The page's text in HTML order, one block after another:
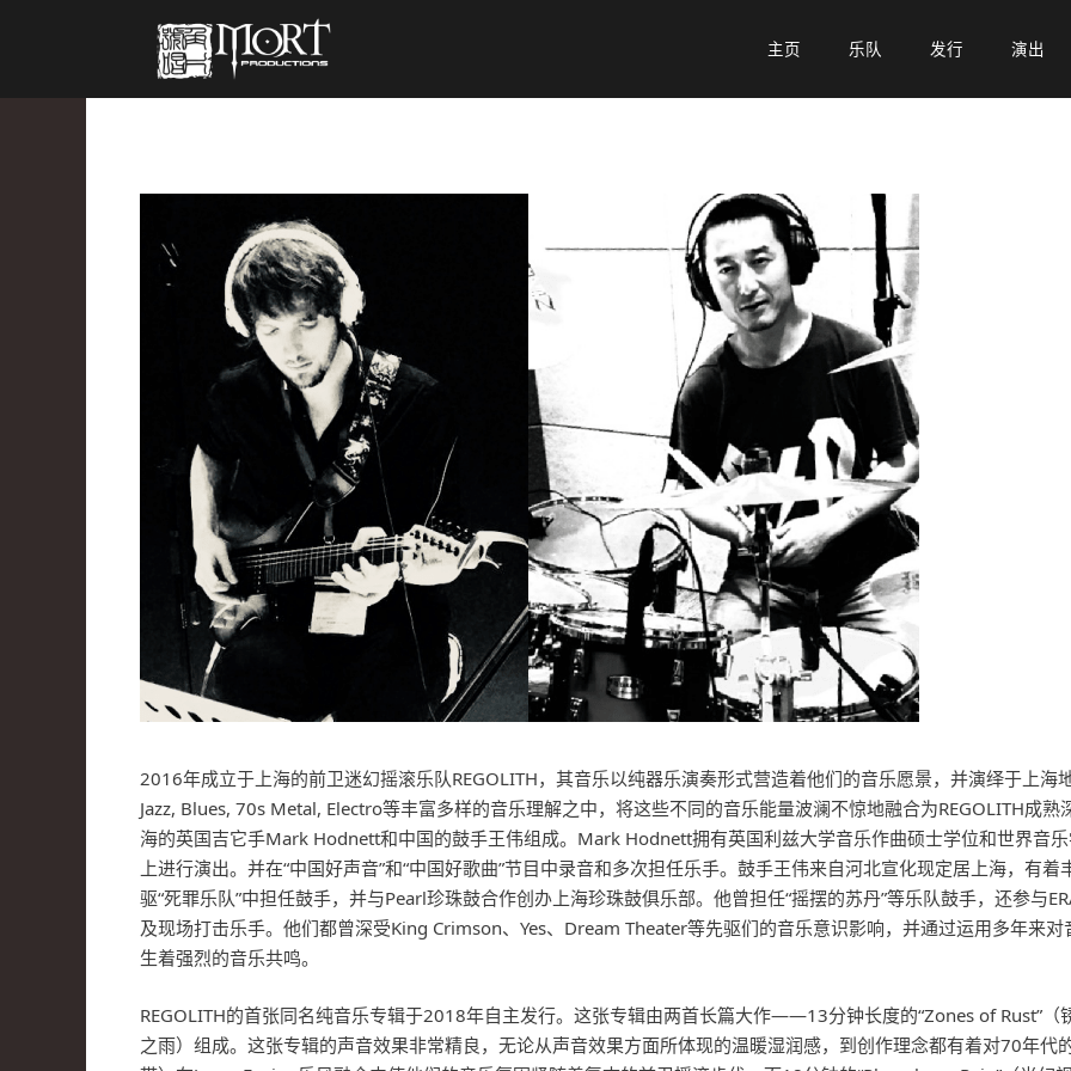
主页
主页 乐队
乐队 发行
发行 演出
演出
2016年成立于上海的前卫迷幻摇滚乐队REGOLITH，其音乐以纯器乐演奏形式营造着他们的音乐愿景，并演绎于上
Jazz, Blues, 70s Metal, Electro等丰富多样的音乐理解之中，将这些不同的音乐能量波澜不惊地融合为REGOLITH成
海的英国吉它手Mark Hodnett和中国的鼓手王伟组成。Mark Hodnett拥有英国利兹大学音乐作曲硕士学位和世界音
上进行演出。并在“中国好声音”和“中国好歌曲”节目中录音和多次担任乐手。鼓手王伟来自河北宣化现定居上海，有
驱“死罪乐队”中担任鼓手，并与Pearl珍珠鼓合作创办上海珍珠鼓俱乐部。他曾担任“摇摆的苏丹”等乐队鼓手，还参与
及现场打击乐手。他们都曾深受King Crimson、Yes、Dream Theater等先驱们的音乐意识影响，并通过运用多年来
生着强烈的音乐共鸣。
REGOLITH的首张同名纯音乐专辑于2018年自主发行。这张专辑由两首长篇大作——13分钟长度的“Zones of Rust”（
之雨）组成。这张专辑的声音效果非常精良，无论从声音效果方面所体现的温暖湿润感，到创作理念都有着对70年代